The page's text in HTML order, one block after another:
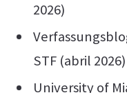
2026)
STF (abril 2026)
University of